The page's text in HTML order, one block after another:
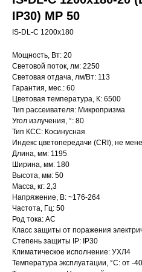
IP30) MP 50
IS-DL-C 1200x180
Мощность, Вт: 20
Световой поток, лм: 2250
Световая отдача, лм/Вт: 113
Гарантия, мес.: 60
Цветовая температура, К: 6500
Тип рассеивателя: Микропризма
Угол излучения, °: 80
Тип КСС: Косинусная
Индекс цветопередачи (CRI), не
Длина, мм: 1195
Ширина, мм: 180
Высота, мм: 50
Масса, кг: 2,3
Напряжение, В: ~176-264
Частота, Гц: 50
Род тока: AC
Класс защиты от поражения
Степень защиты IP: IP30
Климатическое исполнение: УХЛ4
Температура эксплуатации, °С: от -